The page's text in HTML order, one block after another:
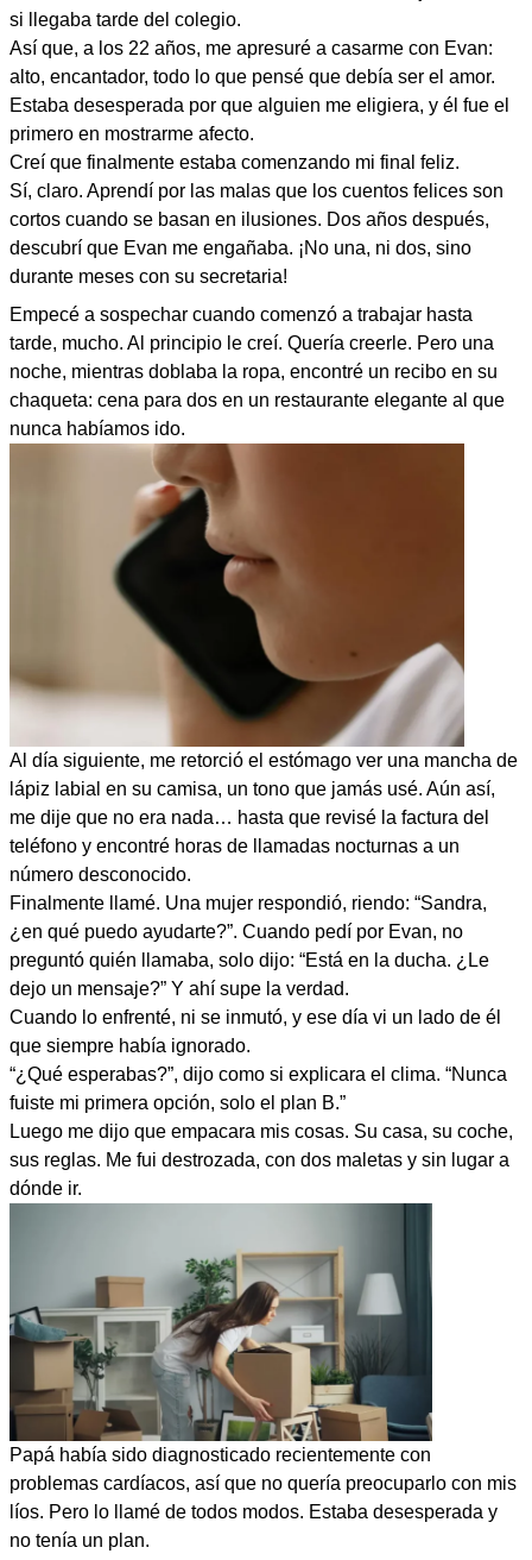
si llegaba tarde del colegio.
Así que, a los 22 años, me apresuré a casarme con Evan:
alto, encantador, todo lo que pensé que debía ser el amor.
Estaba desesperada por que alguien me eligiera, y él fue el
primero en mostrarme afecto.
Creí que finalmente estaba comenzando mi final feliz.
Sí, claro. Aprendí por las malas que los cuentos felices son
cortos cuando se basan en ilusiones. Dos años después,
descubrí que Evan me engañaba. ¡No una, ni dos, sino
durante meses con su secretaria!
Empecé a sospechar cuando comenzó a trabajar hasta
tarde, mucho. Al principio le creí. Quería creerle. Pero una
noche, mientras doblaba la ropa, encontré un recibo en su
chaqueta: cena para dos en un restaurante elegante al que
nunca habíamos ido.
Al día siguiente, me retorció el estómago ver una mancha de
lápiz labial en su camisa, un tono que jamás usé. Aún así,
me dije que no era nada… hasta que revisé la factura del
teléfono y encontré horas de llamadas nocturnas a un
número desconocido.
Finalmente llamé. Una mujer respondió, riendo: “Sandra,
¿en qué puedo ayudarte?”. Cuando pedí por Evan, no
preguntó quién llamaba, solo dijo: “Está en la ducha. ¿Le
dejo un mensaje?” Y ahí supe la verdad.
Cuando lo enfrenté, ni se inmutó, y ese día vi un lado de él
que siempre había ignorado.
“¿Qué esperabas?”, dijo como si explicara el clima. “Nunca
fuiste mi primera opción, solo el plan B.”
Luego me dijo que empacara mis cosas. Su casa, su coche,
sus reglas. Me fui destrozada, con dos maletas y sin lugar a
dónde ir.
Papá había sido diagnosticado recientemente con
problemas cardíacos, así que no quería preocuparlo con mis
líos. Pero lo llamé de todos modos. Estaba desesperada y
no tenía un plan.